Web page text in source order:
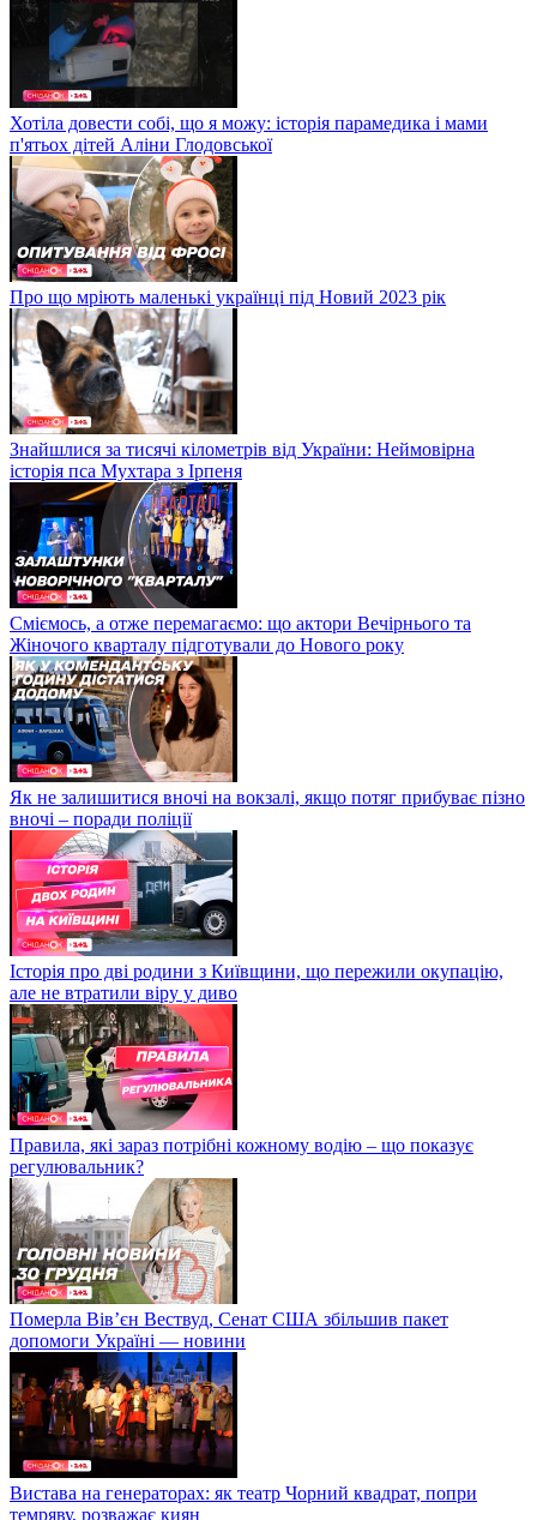
Хотіла довести собі, що я можу: історія парамедика і мами
п'ятьох дітей Аліни Глодовської
Про що мріють маленькі українці під Новий 2023 рік
Знайшлися за тисячі кілометрів від України: Неймовірна
історія пса Мухтара з Ірпеня
Сміємось, а отже перемагаємо: що актори Вечірнього та
Жіночого кварталу підготували до Нового року
Як не залишитися вночі на вокзалі, якщо потяг прибуває пізно
вночі – поради поліції
Історія про дві родини з Київщини, що пережили окупацію,
але не втратили віру у диво
Правила, які зараз потрібні кожному водію – що показує
регулювальник?
Померла Вівʼєн Вествуд, Сенат США збільшив пакет
допомоги Україні — новини
Вистава на генераторах: як театр Чорний квадрат, попри
темряву, розважає киян